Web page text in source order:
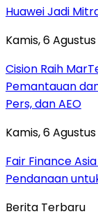
Huawei Jadi
Kamis, 6
Cision Raih
Pemantauan
Pers, dan AEO
Kamis, 6
Fair Finance
Pendanaan
Berita Terbaru